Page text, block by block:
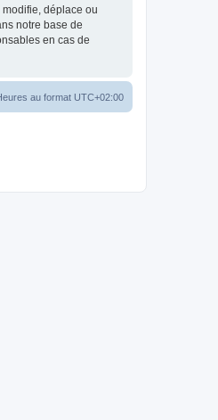
déplace ou
notre base de
en cas de
au format UTC+02:00